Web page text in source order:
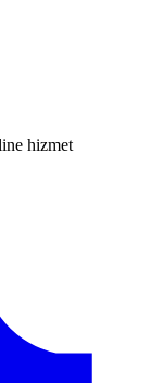
hizmet